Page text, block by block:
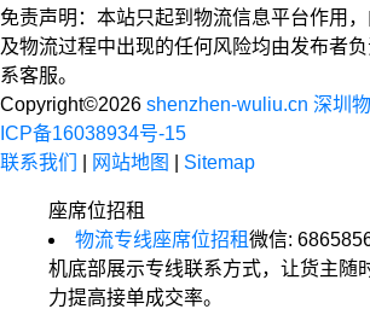
免责声明：本站只起到物流信息平台作用
及物流过程中出现的任何风险均由发布者
系客服。
Copyright©2026 shenzhen-wuliu.cn 深圳
ICP备16038934号-15
联系我们
网站地图 Sitemap
座席位招租
物流专线座席位招租微信:
机底部展示专线联系方式，让货主随
力提高接单成交率。